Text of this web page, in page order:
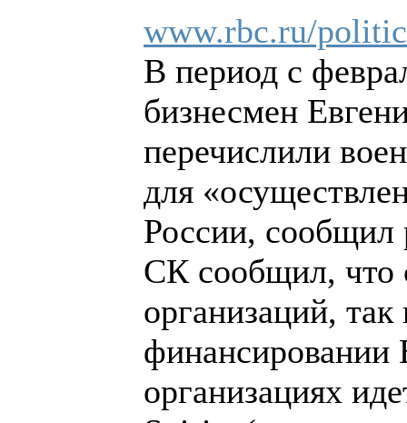
www.rbc.ru/
В период с
бизнесмен
перечислили
для
России,
СК сообщил, что
организаций,
финансировании
организациях